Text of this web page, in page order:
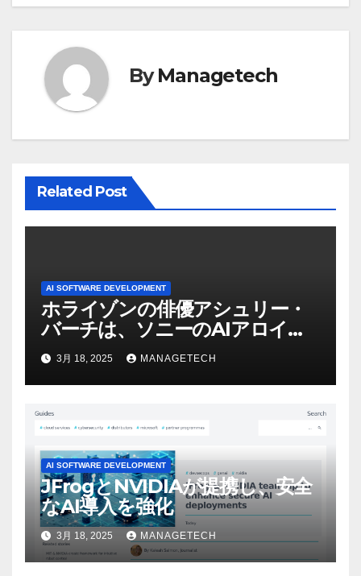
ー
シ
ByManagetech
Related Post
AI SOFTWARE DEVELOPMENT
ホライゾンの俳優アシュリー・
バーチは、ソニーのAIアロイの
ビデオを見て「ゲームパフォー
マンスという芸術形式に不安を
感じた」と語る – IGN
3月 18, 2025 MANAGETECH
AI SOFTWARE DEVELOPMENT
JFrogとNVIDIAが提携し、安全
なAI導入を強化
3月 18, 2025 MANAGETECH